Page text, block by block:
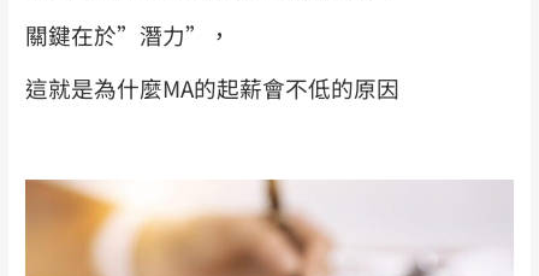
關鍵在於”潛力”，
這就是為什麼MA的起薪會不低的原因